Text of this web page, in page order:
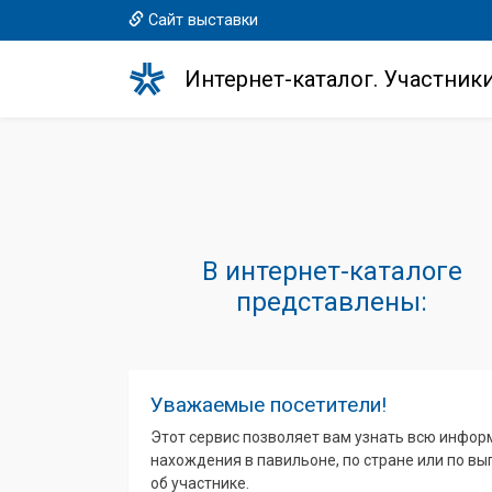
Сайт выставки
Интернет-каталог.
В интернет-каталоге
представлены:
Уважаемые посетители!
Этот сервис позволяет вам узнать всю
нахождения в павильоне, по стране или по
об участнике.